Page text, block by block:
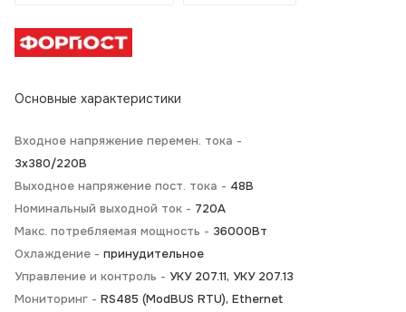
Основные характеристики
Входное напряжение перемен. тока -
3х380/220В
Выходное напряжение пост. тока - 48В
Номинальный выходной ток - 720А
Макс. потребляемая мощность - 36000Вт
Охлаждение - принудительное
Управление и контроль - УКУ 207.11, УКУ 207.13
Мониторинг - RS485 (ModBUS RTU), Ethernet